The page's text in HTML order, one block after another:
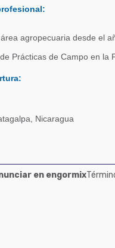
agropecuaria desde el
Prácticas de Campo en la
Nicaragua
en engormix